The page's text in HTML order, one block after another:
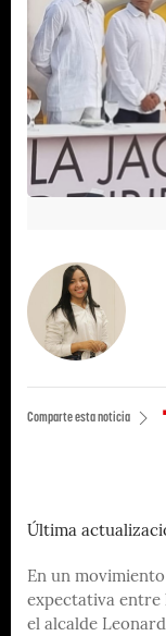
Comparte esta noticia
Última
En un
expectativa entre
el alcalde